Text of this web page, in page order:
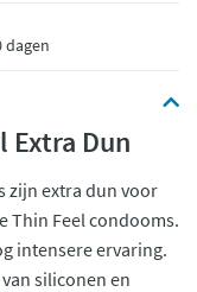
dagen
Extra Dun
zijn extra dun voor
Thin Feel condooms.
intensere ervaring.
siliconen en